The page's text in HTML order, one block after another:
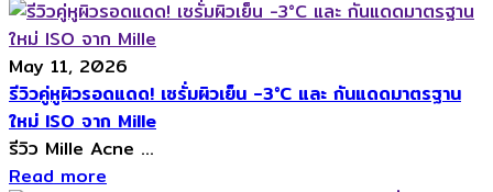
May 11, 2026
รีวิวคู่หูผิวรอดแดด! เซรั่มผิวเย็น -3°C และ กันแดดมาตรฐาน
ใหม่ ISO จาก Mille
รีวิว Mille Acne ...
Read more